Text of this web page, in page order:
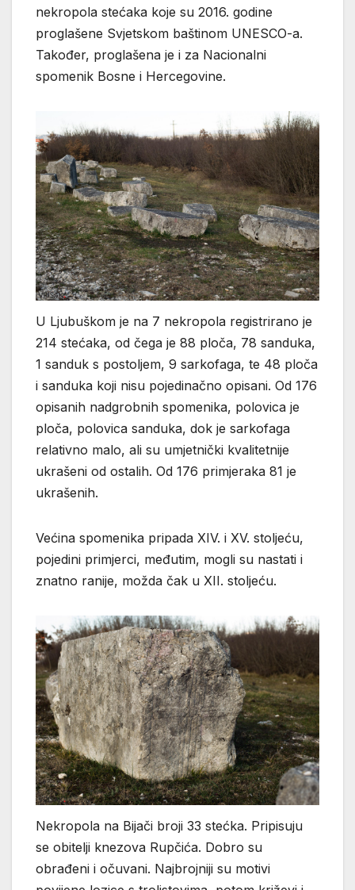
nekropola stećaka koje su 2016. godine
proglašene Svjetskom baštinom UNESCO-a.
Također, proglašena je i za Nacionalni
spomenik Bosne i Hercegovine.
U Ljubuškom je na 7 nekropola registrirano je
214 stećaka, od čega je 88 ploča, 78 sanduka,
1 sanduk s postoljem, 9 sarkofaga, te 48 ploča
i sanduka koji nisu pojedinačno opisani. Od 176
opisanih nadgrobnih spomenika, polovica je
ploča, polovica sanduka, dok je sarkofaga
relativno malo, ali su umjetnički kvalitetnije
ukrašeni od ostalih. Od 176 primjeraka 81 je
ukrašenih.
Većina spomenika pripada XIV. i XV. stoljeću,
pojedini primjerci, međutim, mogli su nastati i
znatno ranije, možda čak u XII. stoljeću.
Nekropola na Bijači broji 33 stećka. Pripisuju
se obitelji knezova Rupčića. Dobro su
obrađeni i očuvani. Najbrojniji su motivi